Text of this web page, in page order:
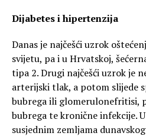
Dijabetes i hipertenzija
Danas je najčešći uzrok
svijetu, pa i u Hrvatskoj,
tipa 2. Drugi najčešći uzrok je
arterijski tlak, a potom slijede
bubrega ili glomerulonefritisi,
bubrega te kronične infekcije.
susjednim zemljama